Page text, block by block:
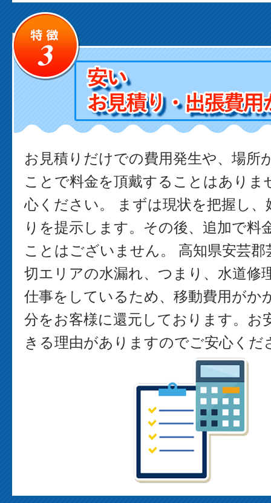
お見積りだけでの費用発生や、場所
ことで料金を頂戴することはありま
心ください。 まずは現状を把握し
りを提示します。その後、追加で料
ことはございません。 高知県安芸郡
切エリアの水漏れ、つまり、水道修
仕事をしているため、移動費用がか
分をお客様に還元しております。お
きる理由がありますのでご安心くだ